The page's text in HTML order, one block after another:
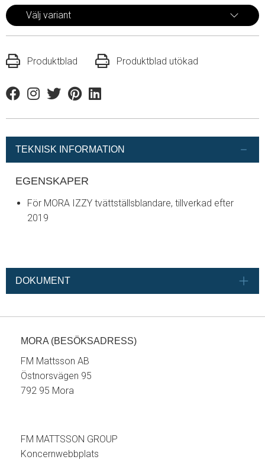
Välj variant
Produktblad Produktblad utökad
FacebookInstagram
TwitterPinterestLinkedin
TEKNISK INFORMATION
EGENSKAPER
För MORA IZZY tvättställsblandare, tillverkad efter
2019
DOKUMENT
MORA (BESÖKSADRESS)
FM Mattsson AB
Östnorsvägen 95
792 95 Mora
FM MATTSSON GROUP
Koncernwebbplats